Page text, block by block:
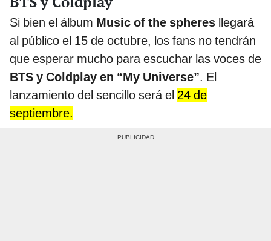
Si bien el álbum Music of the spheres llegará
al público el 15 de octubre, los fans no tendrán
que esperar mucho para escuchar las voces de
BTS y Coldplay en “My Universe”. El
lanzamiento del sencillo será el 24 de
septiembre.